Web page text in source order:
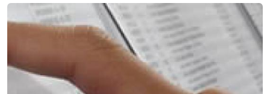
Cultura
CPA
Biblioteca